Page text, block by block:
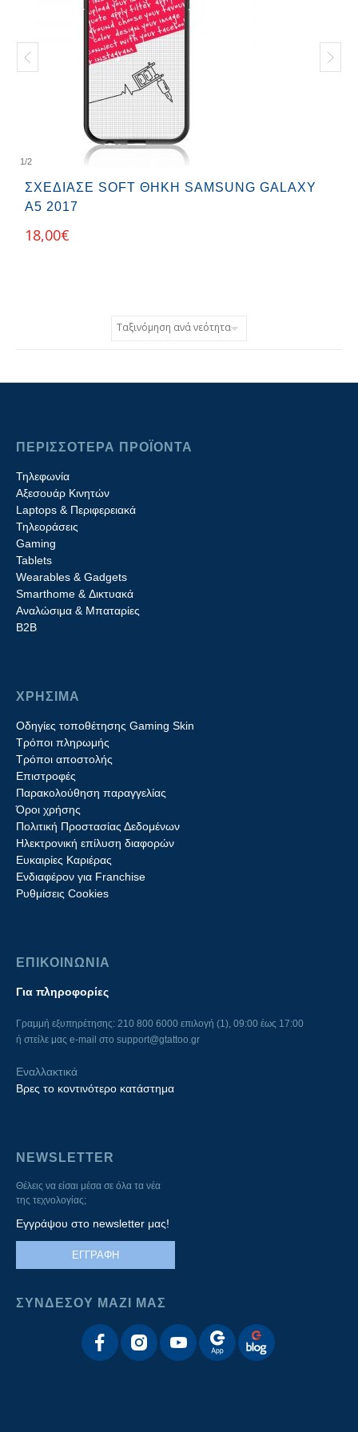
1/2
ΣΧΕΔΊΑΣΕ SOFT ΘΉΚΗ SAMSUNG GALAXY
A5 2017
18,00€
ΠΕΡΙΣΣΟΤΕΡΑ ΠΡΟΪΟΝΤΑ
Τηλεφωνία
Αξεσουάρ Κινητών
Laptops & Περιφερειακά
Τηλεοράσεις
Gaming
Tablets
Wearables & Gadgets
Smarthome & Δικτυακά
Aναλώσιμα & Μπαταρίες
Β2B
ΧΡΗΣΙΜΑ
Οδηγίες τοποθέτησης Gaming Skin
Τρόποι πληρωμής
Τρόποι αποστολής
Επιστροφές
Παρακολούθηση παραγγελίας
Όροι χρήσης
Πολιτική Προστασίας Δεδομένων
Ηλεκτρονική επίλυση διαφορών
Ευκαιρίες Καριέρας
Ενδιαφέρον για Franchise
Ρυθμίσεις Cookies
ΕΠΙΚΟΙΝΩΝΙΑ
Για πληροφορίες
Γραμμή εξυπηρέτησης: 210 800 6000 επιλογή (1), 09:00 έως 17:00
ή στείλε μας e-mail στο support@gtattoo.gr
Εναλλακτικά
Βρες το κοντινότερο κατάστημα
NEWSLETTER
Θέλεις να είσαι μέσα σε όλα τα νέα
της τεχνολογίας;
Εγγράψου στο newsletter μας!
ΕΓΓΡΑΦΗ
ΣΥΝΔΕΣΟΥ ΜΑΖΙ ΜΑΣ